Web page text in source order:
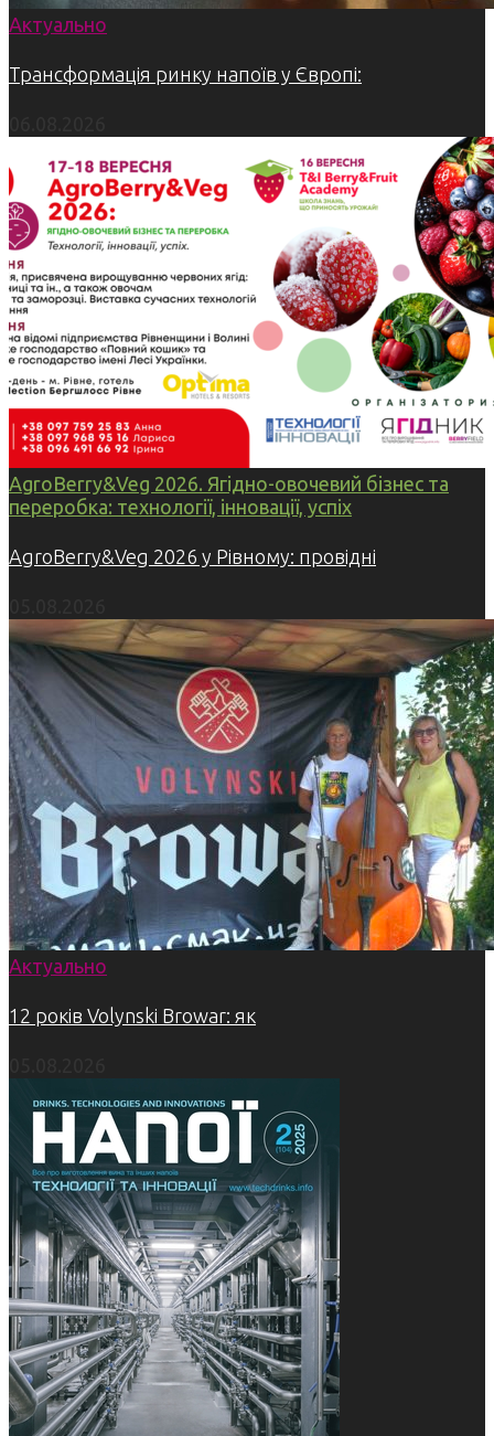
Актуально
Трансформація ринку напоїв у Європі:
AgroBerry&Veg 2026. Ягідно-овочевий бізнес та
переробка: технології, інновації, успіх
AgroBerry&Veg 2026 у Рівному: провідні
Актуально
12 років Volynski Browar: як